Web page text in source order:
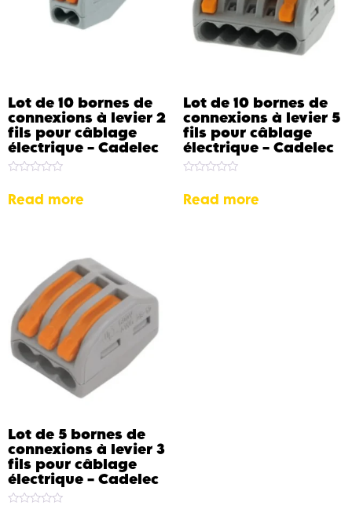
Lot de 10 bornes de
connexions à levier 2
fils pour câblage
électrique – Cadelec
0
out
Read more
Lot de 10 bornes de
connexions à levier 5
fils pour câblage
électrique – Cadelec
0
out
Read more
Lot de 5 bornes de
connexions à levier 3
fils pour câblage
électrique – Cadelec